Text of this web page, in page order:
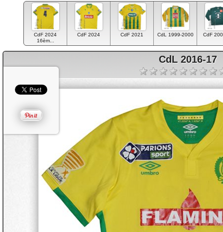
CdF 2024
16èm...
CdF 2024 CdF 2021 CdL 1999-2000 CdF
CdL 2016-17